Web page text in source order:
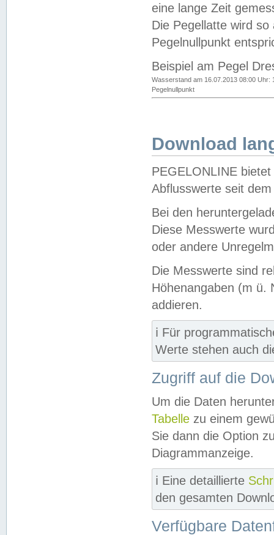
eine lange Zeit
Die Pegellatte wird
Pegelnullpunkt
Beispiel am Pegel
Wasserstand am 16.07.2013 08:00 Uhr:
Pegelnullpunkt
Download
PEGELONLINE
Abflusswerte seit
Bei den
Diese Messwerte
oder andere
Die Messwerte sind
Höhenangaben (m ü.
addieren.
ℹ️ Für
Werte stehen auch
Zugriff auf die
Um die Daten
Tabelle zu einem
Sie dann die Option
Diagrammanzeige.
ℹ️ Eine detaillierte
den gesamten
Verfügbare